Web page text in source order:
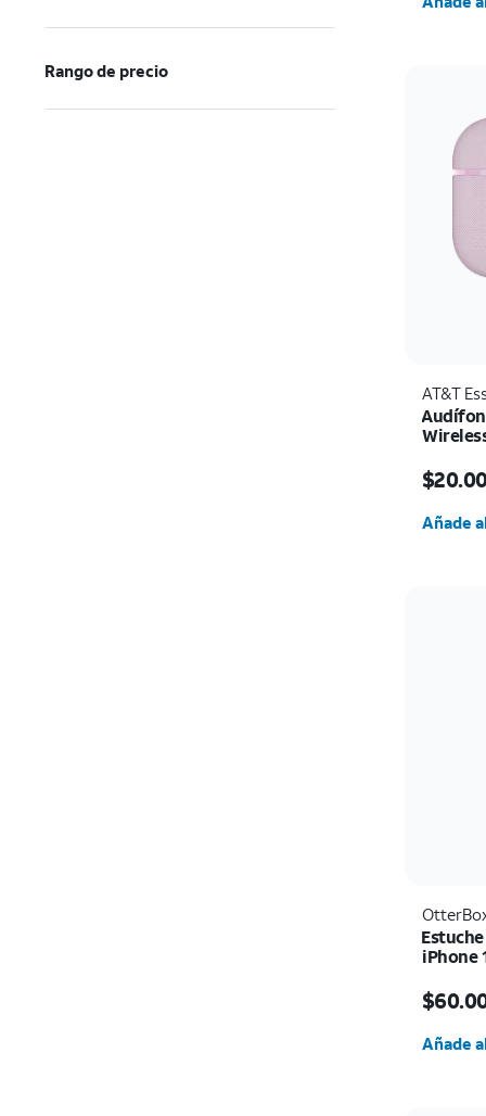
Rango de precio
AT&T
Añade
iPhone
Añade